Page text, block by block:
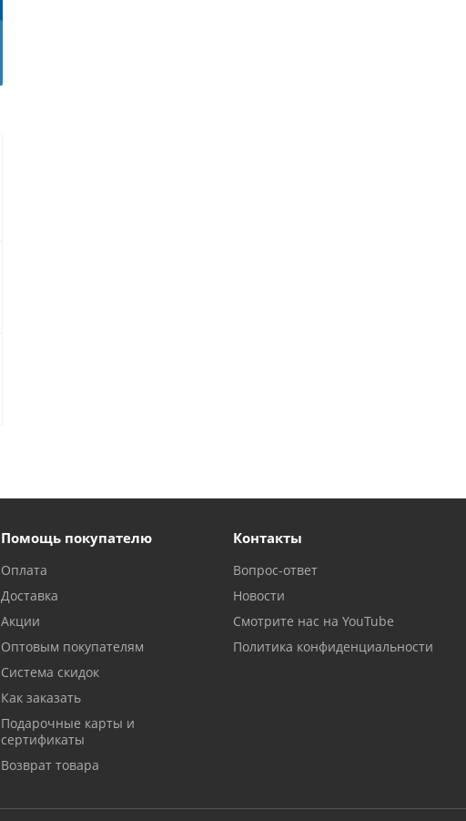
Помощь покупателю
Оплата
Доставка
Акции
Оптовым покупателям
Система скидок
Как заказать
Подарочные карты и
сертификаты
Возврат товара
Контакты
Вопрос-ответ
Новости
Смотрите нас на YouTube
Политика конфиденциальности